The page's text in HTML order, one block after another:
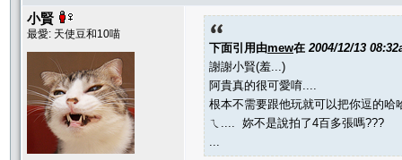
小賢
最愛: 天使豆和10喵
下面引用由mew在 2004/12/13
謝謝小賢(羞...)
阿貴真的很可愛唷....
根本不需要跟他玩就可以把你逗的哈
ㄟ.... 妳不是說拍了4百多張嗎???